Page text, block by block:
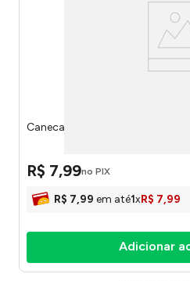
Caneca de Cristal Still Lines
R$ 7,99no PIX
R$ 7,99 em até1xR$ 7,99
Adicionar